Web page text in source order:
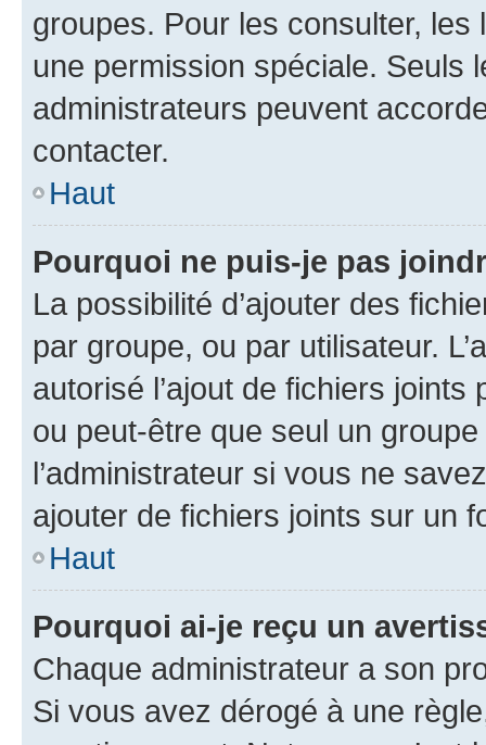
groupes. Pour les consulter,
une permission spéciale. Seuls
administrateurs peuvent
contacter.
Haut
Pourquoi ne puis-je pas
La possibilité d’ajouter des
par groupe, ou par utilisateur.
autorisé l’ajout de fichiers
ou peut-être que seul un
l’administrateur si vous ne
ajouter de fichiers joints sur un
Haut
Pourquoi ai-je reçu un
Chaque administrateur a son
Si vous avez dérogé à une